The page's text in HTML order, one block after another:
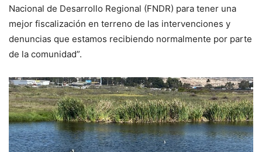
Nacional de Desarrollo Regional (FNDR) para tener una
mejor fiscalización en terreno de las intervenciones y
denuncias que estamos recibiendo normalmente por parte
de la comunidad”.